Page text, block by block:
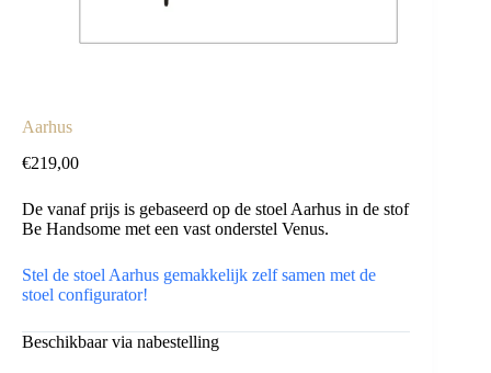
Aarhus
€219,00
De vanaf prijs is gebaseerd op de stoel Aarhus in de stof
Be Handsome met een vast onderstel Venus.
Stel de stoel Aarhus gemakkelijk zelf samen met de
stoel configurator!
Beschikbaar via nabestelling